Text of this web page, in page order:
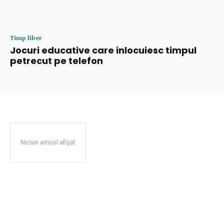
Timp liber
Jocuri educative care inlocuiesc timpul
petrecut pe telefon
Niciun articol afișat